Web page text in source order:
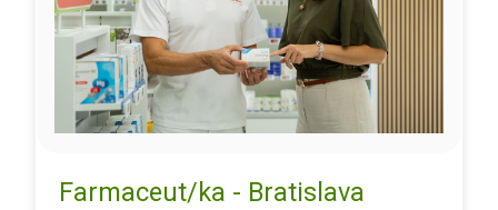
Farmaceut/ka - Bratislava